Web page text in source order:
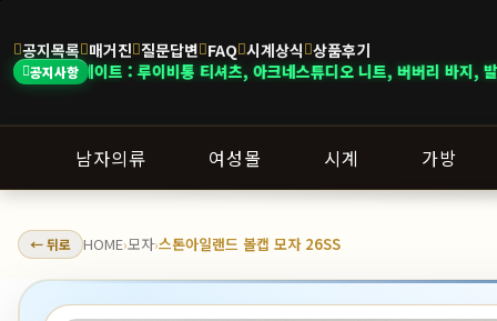
공지목록 매거진 질문답변 FAQ 시계상식 상품후기
공지사항
데이트 : 루이비통 티셔츠, 아크네스튜디오 니트, 버버리 바지, 발렌시아가
남자의류 여성몰 시계 가방
← 뒤로 HOME›모자›스톤아일랜드 볼캡 모자 26SS